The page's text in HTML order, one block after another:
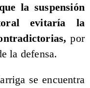
la suspensión
evitaría la
por
la defensa.
se encuentra